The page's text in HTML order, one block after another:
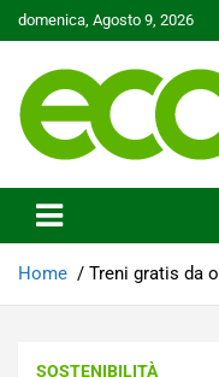
Skip
to
domenica, Agosto 9, 2026
Ecoo.it
Home Treni gratis da
SOSTENIBILITÀ